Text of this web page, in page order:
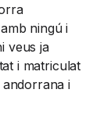
ningú i
veus ja
i matriculat
i